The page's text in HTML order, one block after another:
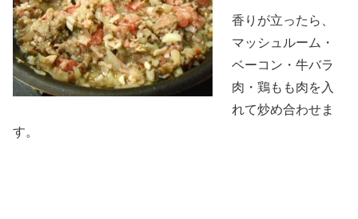
香りが立ったら、
マッシュルーム・
ベーコン・牛バラ
肉・鶏もも肉を入
れて炒め合わせま
す。